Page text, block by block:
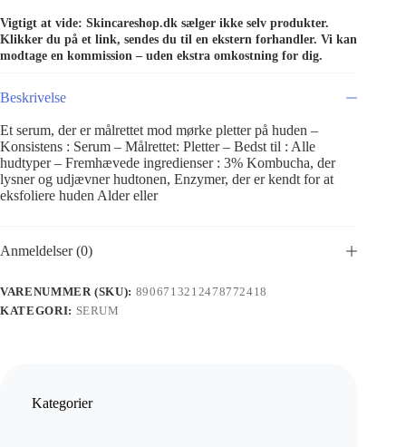
Vigtigt at vide: Skincareshop.dk sælger ikke selv produkter.
Klikker du på et link, sendes du til en ekstern forhandler. Vi kan
modtage en kommission – uden ekstra omkostning for dig.
Beskrivelse
Et serum, der er målrettet mod mørke pletter på huden –
Konsistens : Serum – Målrettet: Pletter – Bedst til : Alle
hudtyper – Fremhævede ingredienser : 3% Kombucha, der
lysner og udjævner hudtonen, Enzymer, der er kendt for at
eksfoliere huden Alder eller
Anmeldelser (0)
VARENUMMER (SKU): 8906713212478772418
KATEGORI: SERUM
Kategorier